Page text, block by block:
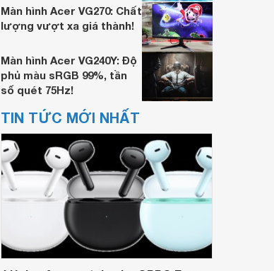
Giá từ 203.500 đ
Có 11 nơi bán
Màn hình Acer VG270: Chất
lượng vượt xa giá thành!
Màn hình Acer VG240Y: Độ
phủ màu sRGB 99%, tần
số quét 75Hz!
TIN TỨC MỚI NHẤT